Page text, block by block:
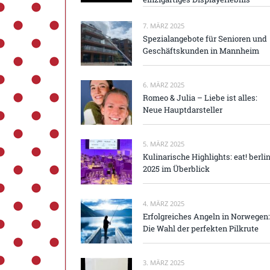
7. MÄRZ 2025
Spezialangebote für Senioren und
Geschäftskunden in Mannheim
6. MÄRZ 2025
Romeo & Julia – Liebe ist alles:
Neue Hauptdarsteller
5. MÄRZ 2025
Kulinarische Highlights: eat! berlin
2025 im Überblick
4. MÄRZ 2025
Erfolgreiches Angeln in Norwegen:
Die Wahl der perfekten Pilkrute
3. MÄRZ 2025